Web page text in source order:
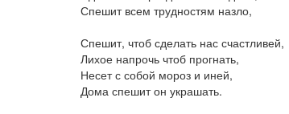
Спешит всем трудностям назло,
Спешит, чтоб сделать нас счастливей,
Лихое напрочь чтоб прогнать,
Несет с собой мороз и иней,
Дома спешит он украшать.